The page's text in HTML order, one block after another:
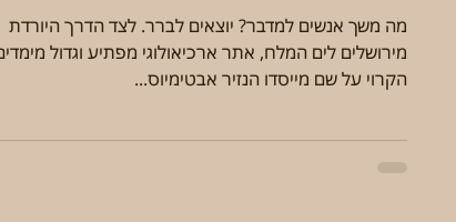
מה משך אנשים למדבר? יוצאים לברר. לצד הדרך היורדת
מירושלים לים המלח, אתר ארכיאולוגי מפתיע וגדול
הקרוי על שם מייסדו הנזיר אבטימיוס...